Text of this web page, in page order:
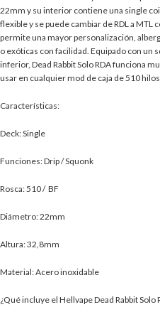
22mm y su interior contiene una single
flexible y se puede cambiar de RDL a
permite una mayor personalización,
o exóticas con facilidad. Equipado con un
inferior, Dead Rabbit Solo RDA funciona
usar en cualquier mod de caja de 510
Características:
Deck: Single
Funciones: Drip / Squonk
Rosca: 510 / BF
Diámetro: 22mm
Altura: 32,8mm
Material: Acero inoxidable
¿Qué incluye el Hellvape Dead Rabbit Solo